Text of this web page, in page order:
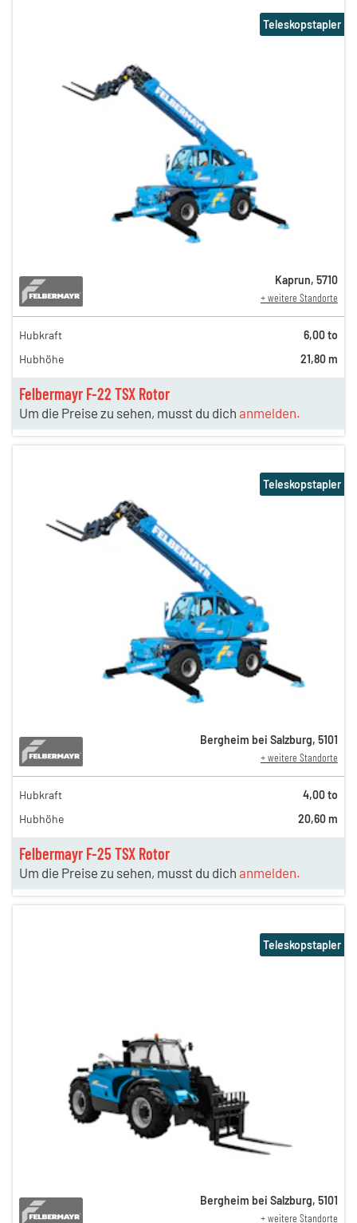
Felbermayr F-22 TSX Rotor
Um die Preise zu sehen, musst du dich anmelden.
Teleskopstapler
Kaprun, 5710
+ weitere Standorte
Hubkraft
6,00 to
Hubhöhe
21,80 m
Felbermayr F-25 TSX Rotor
Um die Preise zu sehen, musst du dich anmelden.
Teleskopstapler
Bergheim bei Salzburg, 5101
+ weitere Standorte
Hubkraft
4,00 to
Hubhöhe
20,60 m
Teleskopstapler
Bergheim bei Salzburg, 5101
+ weitere Standorte